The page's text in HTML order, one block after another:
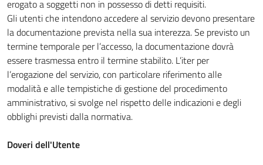
erogato a soggetti non in possesso di detti requisiti.
Gli utenti che intendono accedere al servizio devono presentare
la documentazione prevista nella sua interezza. Se previsto un
termine temporale per l’accesso, la documentazione dovrà
essere trasmessa entro il termine stabilito. L’iter per
l’erogazione del servizio, con particolare riferimento alle
modalità e alle tempistiche di gestione del procedimento
amministrativo, si svolge nel rispetto delle indicazioni e degli
obblighi previsti dalla normativa.
Doveri dell'Utente